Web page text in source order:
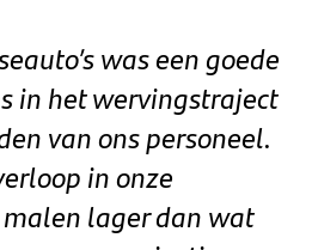
was een goede
in het wervingstraject
van ons personeel.
in onze
lager dan wat